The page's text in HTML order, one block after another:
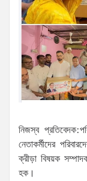
নিজস্ব
নেতাকর্মীদের
ক্রীড়া বিষয়ক
হক।